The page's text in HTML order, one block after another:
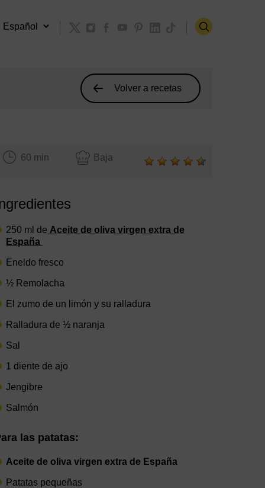
Volver a recetas
60 min Baja
250 ml de Aceite de oliva virgen extra de
España
Eneldo fresco
½ Remolacha
El zumo de un limón y su ralladura
Ralladura de ½ naranja
Sal
1 diente de ajo
Jengibre
Salmón
las patatas:
Aceite de oliva virgen extra de España
Patatas pequeñas